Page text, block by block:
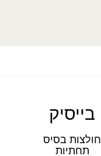
בייסיק
חולצות בסיס
תחתיות